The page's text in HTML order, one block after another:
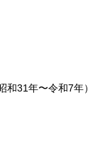
和31年〜令和7年）